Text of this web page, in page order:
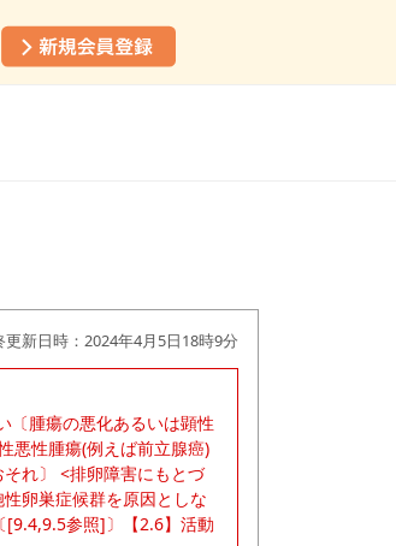
更新日時：2024年4月5日18時9分
〔腫瘍の悪化あるいは顕性
悪性腫瘍(例えば前立腺癌)
れ〕 <排卵障害にもとづ
卵巣症候群を原因としな
[9.4,9.5参照]〕【2.6】活動